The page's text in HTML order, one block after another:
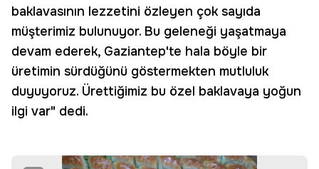
baklavasının lezzetini özleyen çok sayıda
müşterimiz bulunuyor. Bu geleneği yaşatmaya
devam ederek, Gaziantep'te hala böyle bir
üretimin sürdüğünü göstermekten mutluluk
duyuyoruz. Ürettiğimiz bu özel baklavaya yoğun
ilgi var" dedi.